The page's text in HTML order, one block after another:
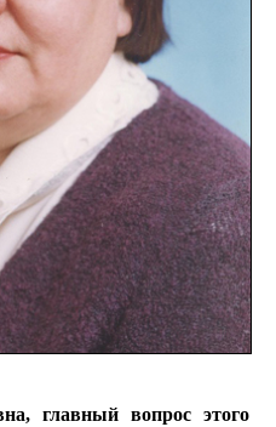
главный вопрос этого